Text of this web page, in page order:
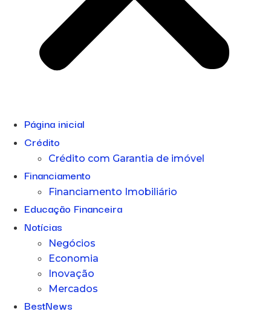
Página inicial
Crédito
Crédito com Garantia de imóvel
Financiamento
Financiamento Imobiliário
Educação Financeira
Notícias
Negócios
Economia
Inovação
Mercados
BestNews